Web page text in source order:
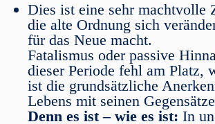
Dies ist eine sehr machtvolle
die alte Ordnung sich
für das Neue macht.
Fatalismus oder passive
dieser Periode fehl am Platz,
ist die grundsätzliche
Lebens mit seinen
Denn es ist – wie es ist: In